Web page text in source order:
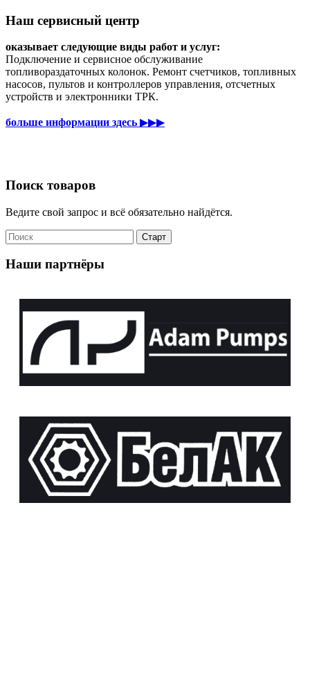
Наш сервисный центр
оказывает следующие виды работ и услуг:
Подключение и сервисное обслуживание
топливораздаточных колонок. Ремонт счетчиков, топливных
насосов, пультов и контроллеров управления, отсчетных
устройств и электронники ТРК.
больше информации здесь ▶▶▶
Поиск товаров
Ведите свой запрос и всё обязательно найдётся.
Наши партнёры